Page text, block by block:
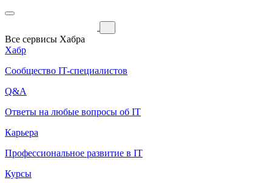
Все сервисы Хабра
Хабр
Сообщество IT-специалистов
Q&A
Ответы на любые вопросы об IT
Карьера
Профессиональное развитие в IT
Курсы